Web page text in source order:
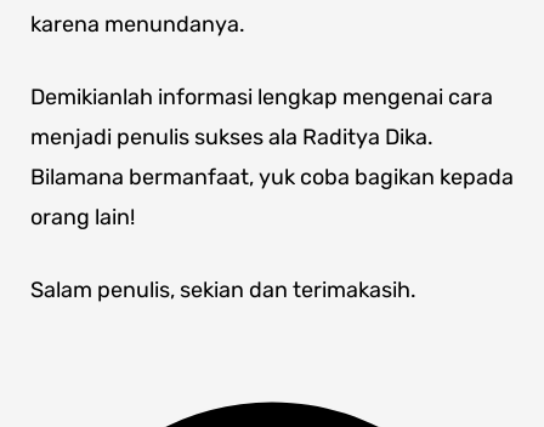
karena menundanya.
Demikianlah informasi lengkap mengenai cara
menjadi penulis sukses ala Raditya Dika.
Bilamana bermanfaat, yuk coba bagikan kepada
orang lain!
Salam penulis, sekian dan terimakasih.